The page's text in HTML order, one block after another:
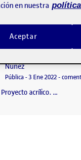
PEC4: Proyecto
Nuñez
Visibilidad:
Pública-Fecha de
3 Ene 2022-
Proyecto acrílico. …
en nuestra
Aceptar